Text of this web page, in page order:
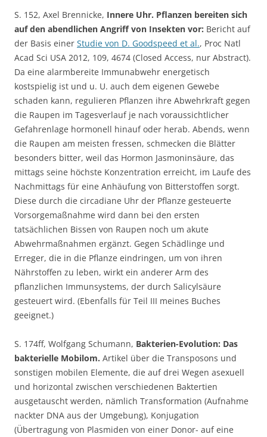
S. 152, Axel Brennicke, Innere Uhr. Pflanzen bereiten sich
auf den abendlichen Angriff von Insekten vor: Bericht auf
der Basis einer Studie von D. Goodspeed et al., Proc Natl
Acad Sci USA 2012, 109, 4674 (Closed Access, nur Abstract).
Da eine alarmbereite Immunabwehr energetisch
kostspielig ist und u. U. auch dem eigenen Gewebe
schaden kann, regulieren Pflanzen ihre Abwehrkraft gegen
die Raupen im Tagesverlauf je nach voraussichtlicher
Gefahrenlage hormonell hinauf oder herab. Abends, wenn
die Raupen am meisten fressen, schmecken die Blätter
besonders bitter, weil das Hormon Jasmoninsäure, das
mittags seine höchste Konzentration erreicht, im Laufe des
Nachmittags für eine Anhäufung von Bitterstoffen sorgt.
Diese durch die circadiane Uhr der Pflanze gesteuerte
Vorsorgemaßnahme wird dann bei den ersten
tatsächlichen Bissen von Raupen noch um akute
Abwehrmaßnahmen ergänzt. Gegen Schädlinge und
Erreger, die in die Pflanze eindringen, um von ihren
Nährstoffen zu leben, wirkt ein anderer Arm des
pflanzlichen Immunsystems, der durch Salicylsäure
gesteuert wird. (Ebenfalls für Teil III meines Buches
geeignet.)
S. 174ff, Wolfgang Schumann, Bakterien-Evolution: Das
bakterielle Mobilom. Artikel über die Transposons und
sonstigen mobilen Elemente, die auf drei Wegen asexuell
und horizontal zwischen verschiedenen Baktertien
ausgetauscht werden, nämlich Transformation (Aufnahme
nackter DNA aus der Umgebung), Konjugation
(Übertragung von Plasmiden von einer Donor- auf eine